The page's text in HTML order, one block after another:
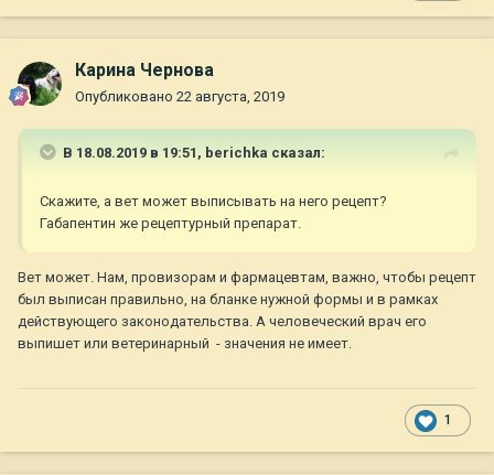
Карина Чернова
Опубликовано 22 августа, 2019
В 18.08.2019 в 19:51, berichka сказал:
Скажите, а вет может выписывать на него рецепт?
Габапентин же рецептурный препарат.
Вет может. Нам, провизорам и фармацевтам, важно, чтобы рецепт
был выписан правильно, на бланке нужной формы и в рамках
действующего законодательства. А человеческий врач его
выпишет или ветеринарный - значения не имеет.
1